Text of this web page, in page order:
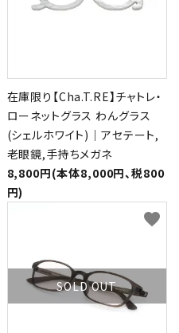
在庫限り【Cha.T.RE】チャトレ・
ローネットグラス わんグラス
(シェルホワイト)｜アセテート,
老眼鏡,手持ちメガネ
8,800円(本体8,000円、税800
円)
SOLD OUT
favorite